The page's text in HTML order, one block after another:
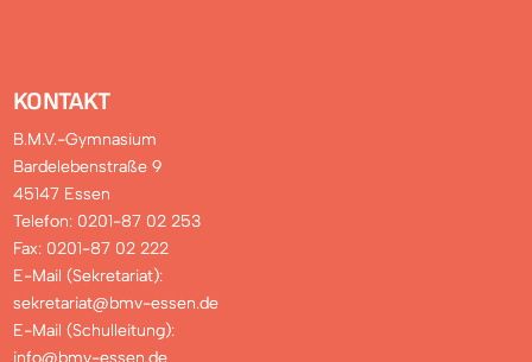
KONTAKT
B.M.V.-Gymnasium
Bardelebenstraße 9
45147 Essen
Telefon: 0201-87 02 253
Fax: 0201-87 02 222
E-Mail (Sekretariat):
sekretariat@bmv-essen.de
E-Mail (Schulleitung):
info@bmv-essen.de